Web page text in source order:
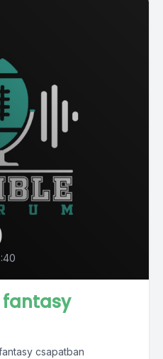
fantasy
csapatban